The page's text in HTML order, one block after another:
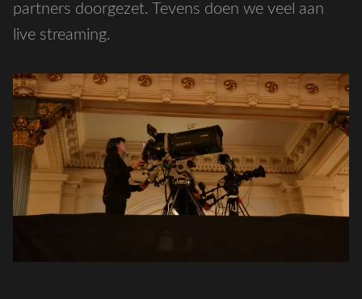
partners doorgezet. Tevens doen we veel aan
live streaming.